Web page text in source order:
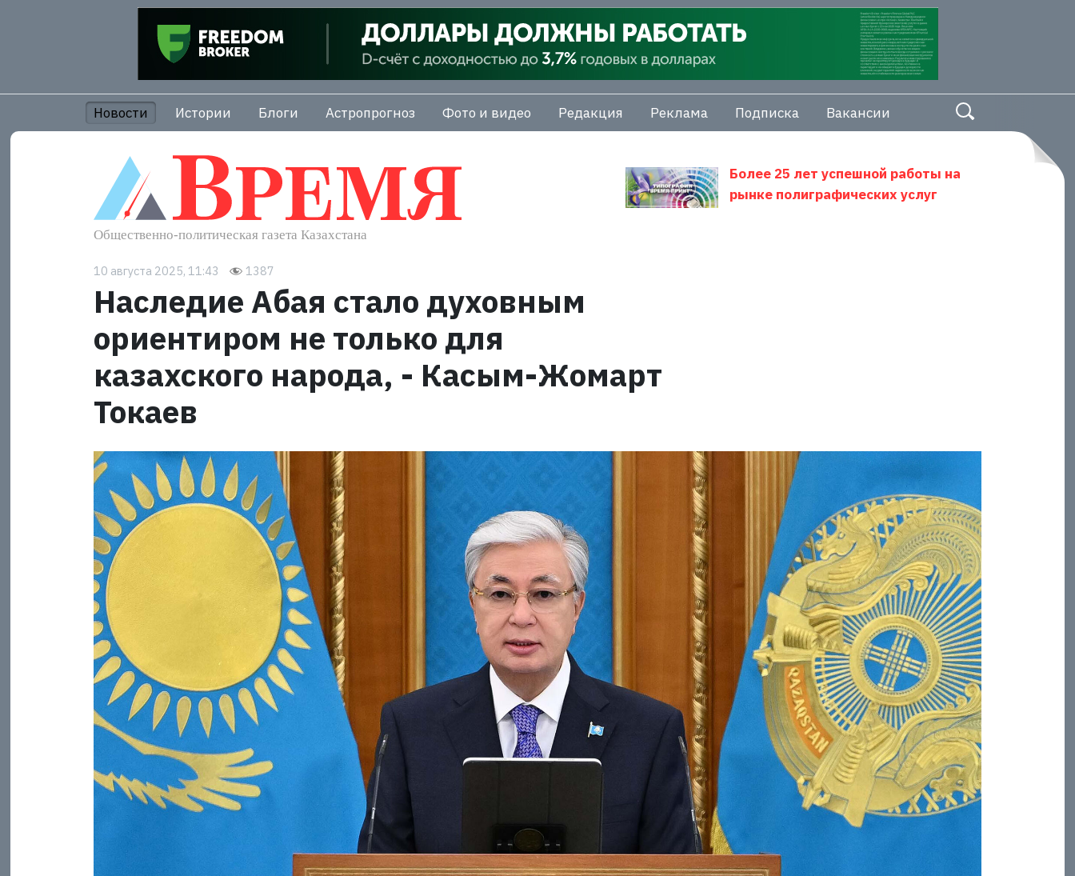
Новости Истории Блоги Астропрогноз Фото и видео Редакция Реклама Подписка Вакансии
Более 25 лет успешной работы на
рынке полиграфических услуг
10 августа 2025, 11:43 1387
Наследие Абая стало духовным
ориентиром не только для
казахского народа, - Касым-Жомарт
Токаев